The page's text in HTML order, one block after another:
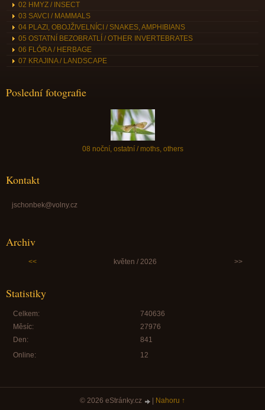
02 HMYZ / INSECT
03 SAVCI / MAMMALS
04 PLAZI, OBOJŽIVELNÍCI / SNAKES, AMPHIBIANS
05 OSTATNÍ BEZOBRATLÍ / OTHER INVERTEBRATES
06 FLÓRA / HERBAGE
07 KRAJINA / LANDSCAPE
Poslední fotografie
08 noční, ostatní / moths, others
Kontakt
jschonbek@volny.cz
Archiv
<< květen / 2026 >>
Statistiky
Online: 12
Celkem:
740636
Měsíc:
27976
Den:
841
© 2026 eStránky.cz Nahoru ↑